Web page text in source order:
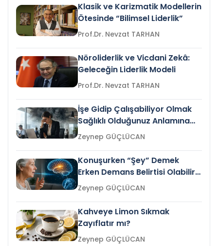
Klasik ve Karizmatik Modellerin
Ötesinde “Bilimsel Liderlik”
Prof.Dr. Nevzat TARHAN
Nöroliderlik ve Vicdani Zekâ:
Geleceğin Liderlik Modeli
Prof.Dr. Nevzat TARHAN
İşe Gidip Çalışabiliyor Olmak
Sağlıklı Olduğunuz Anlamına
Gelir mi?Zeynep GÜÇLÜCAN
Konuşurken “Şey” Demek
Erken Demans Belirtisi Olabilir
mi?
Zeynep GÜÇLÜCAN
Kahveye Limon Sıkmak
Zayıflatır mı?
Zeynep GÜÇLÜCAN